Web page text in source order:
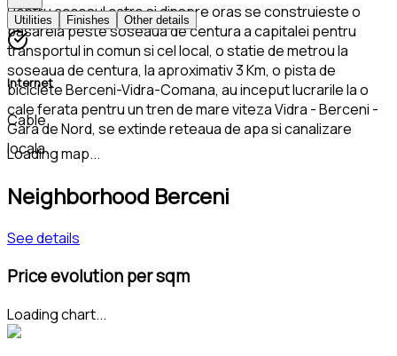
Pentru accesul catre si dinspre oras se construieste o
pasarela peste soseaua de centura a capitalei pentru
transportul in comun si cel local, o statie de metrou la
soseaua de centura, la aproximativ 3 Km, o pista de
biciclete Berceni-Vidra-Comana, au inceput lucrarile la o
cale ferata pentru un tren de mare viteza Vidra - Berceni -
Gara de Nord, se extinde reteaua de apa si canalizare
locala.
Utilities Finishes Other details
Internet
Cable
Loading map...
Neighborhood Berceni
See details
Price evolution per sqm
Loading chart...